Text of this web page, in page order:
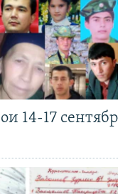
14-17 сентябр